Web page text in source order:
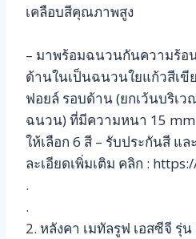
เคลือบสีคุณภาพสูง
– มาพร้อมฉนวนกันความร้อ
ด้านในเป็นฉนวนใยแก้วสีเขี
ฟอยล์ รอบด้าน (ยกเว้นบริเ
ฉนวน) ที่มีความหนา 15
ให้เลือก 6 สี – รับประกันสี แ
ละเอียดเพิ่มเติม คลิก :
.
.
2. หลังคา เมทัลรูฟ เอสซีจี รุ่น